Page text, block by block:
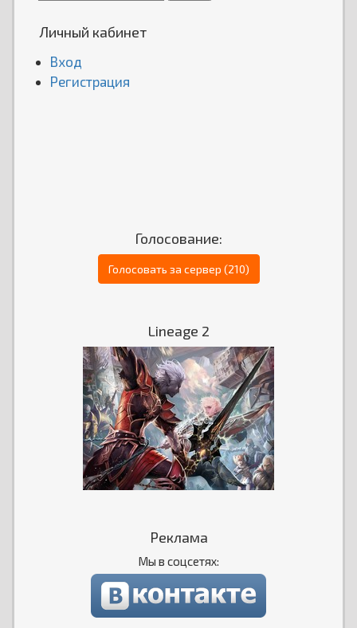
Личный кабинет
Вход
Регистрация
Голосование:
Голосовать за сервер (210)
Lineage 2
Реклама
Мы в соцсетях: